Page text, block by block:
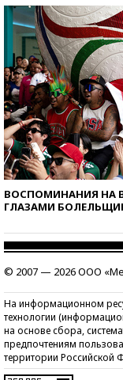
ВОСПОМИНАНИЯ НА
ГЛАЗАМИ
© 2007 — 2026 ООО
На информационном
технологии
на основе сбора,
предпочтениям
территории Российской